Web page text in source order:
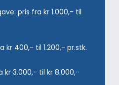
pris fra kr 1.000,- til
kr 400,- til 1.200,- pr.stk.
kr 3.000,- til kr 8.000,-